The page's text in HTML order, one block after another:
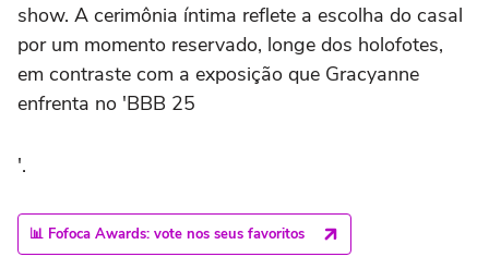
show. A cerimônia íntima reflete a escolha do casal
por um momento reservado, longe dos holofotes,
em contraste com a exposição que Gracyanne
enfrenta no 'BBB 25
'.
📊 Fofoca Awards: vote nos seus favoritos